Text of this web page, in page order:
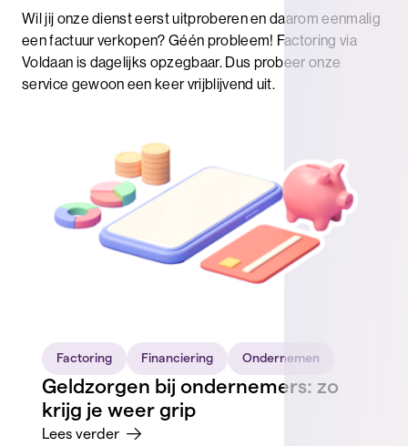
Wil jij onze dienst eerst uitproberen en daarom eenmalig
een factuur verkopen? Géén probleem! Factoring via
Voldaan is dagelijks opzegbaar. Dus probeer onze
service gewoon een keer vrijblijvend uit.
Factoring Financiering Ondernemen
Geldzorgen bij ondernemers: zo
krijg je weer grip
Lees verder